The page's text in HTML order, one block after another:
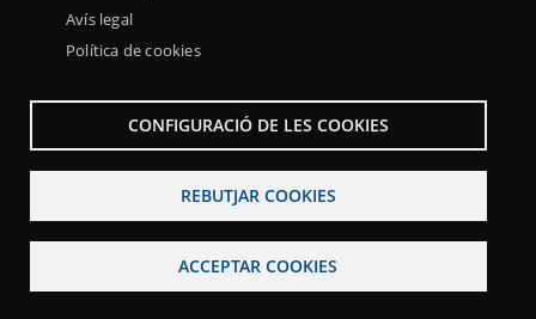
Avís legal
Política de cookies
CONFIGURACIÓ DE LES COOKIES
REBUTJAR COOKIES
ACCEPTAR COOKIES
Menu
Footer
Sobre la Xarxa Punttic Avís legal
Accessibilitat